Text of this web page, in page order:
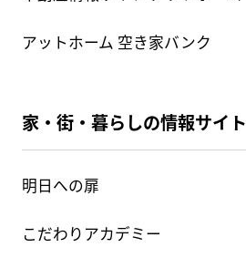
アットホーム 空き家バンク
家・街・暮らしの情報サイト
明日への扉
こだわりアカデミー